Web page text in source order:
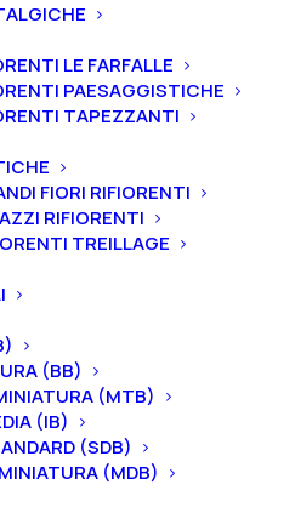
LE FARFALLE
PAESAGGISTICHE
TAPEZZANTI
FIORI RIFIORENTI
RIFIORENTI
TREILLAGE
(BB)
(MTB)
(IB)
(SDB)
(MDB)
grandi fiori
“Roberto
ed è molto rifiorente.
prodotto!
prodotto contattandoci e
vaso desiderata e la